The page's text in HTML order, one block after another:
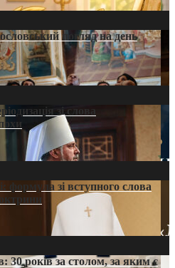
погляд на день
зі слова
формула зі вступного слова
30 років за столом, за яким є